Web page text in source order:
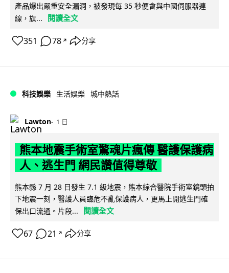
產品爆出嚴重安全漏洞，被發現每 35 秒便會與中國伺服器連
線，旗...
閱讀全文
351 78 ↗ 分享
科技娛樂 生活娛樂 城中熱話
Lawton 1 日
熊本地震手術室驚魂片瘋傳 醫護保護病
人、逃生門 網民讚值得尊敬
熊本縣 7 月 28 日發生 7.1 級地震，熊本綜合醫院手術室鏡頭拍
下地震一刻，醫護人員臨危不亂保護病人，更馬上開逃生門確
保出口流通。片段...
閱讀全文
67 21 ↗ 分享